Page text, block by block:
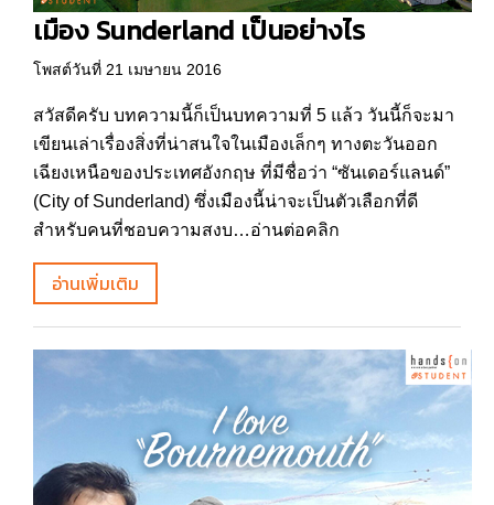
เมือง Sunderland เป็นอย่างไร
โพสต์วันที่ 21 เมษายน 2016
สวัสดีครับ บทความนี้ก็เป็นบทความที่ 5 แล้ว วันนี้ก็จะมา
เขียนเล่าเรื่องสิ่งที่น่าสนใจในเมืองเล็กๆ ทางตะวันออก
เฉียงเหนือของประเทศอังกฤษ ที่มีชื่อว่า “ซันเดอร์แลนด์”
(City of Sunderland) ซึ่งเมืองนี้น่าจะเป็นตัวเลือกที่ดี
สำหรับคนที่ชอบความสงบ…อ่านต่อคลิก
อ่านเพิ่มเติม